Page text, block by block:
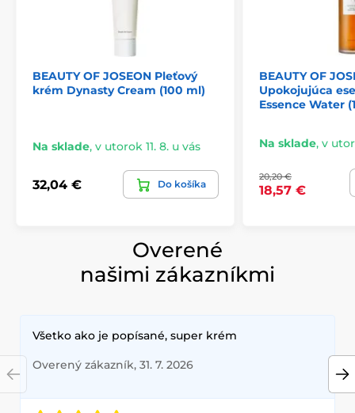
BEAUTY OF JOSEON Pleťový
krém Dynasty Cream (100 ml)
Na sklade, v utorok 11. 8. u vás
32,04 € Do košíka
BEAUTY OF
Upokojujúca
Essence Water
Na sklade, v
20,20 €
18,57 €
Overené
našimi zákazníkmi
Všetko ako je popísané, super krém
Overený zákazník, 31. 7. 2026